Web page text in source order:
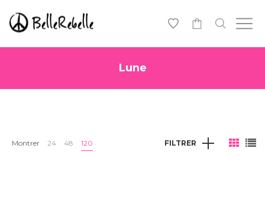
Lune
Montrer 24 48 120 FILTRER